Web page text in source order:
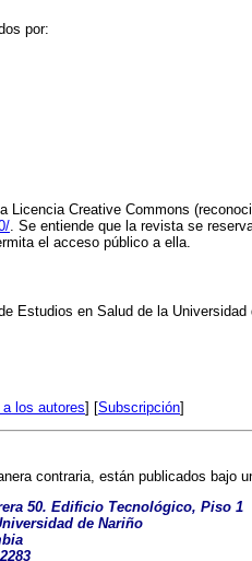
por:
Creative Commons
. Se entiende que la revista se
el acceso público a ella.
Estudios en Salud de la Universidad
a los autores] [Subscripción]
contraria, están publicados bajo
50. Edificio Tecnológico, Piso 1
de Nariño